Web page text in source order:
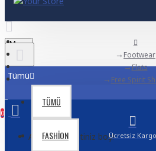
Menu
Tümü
TÜMÜ
FASHION
0
Alışveriş sepetiniz boş!
Footwear
Flats
Free Spirit
Ücretsiz Kargo